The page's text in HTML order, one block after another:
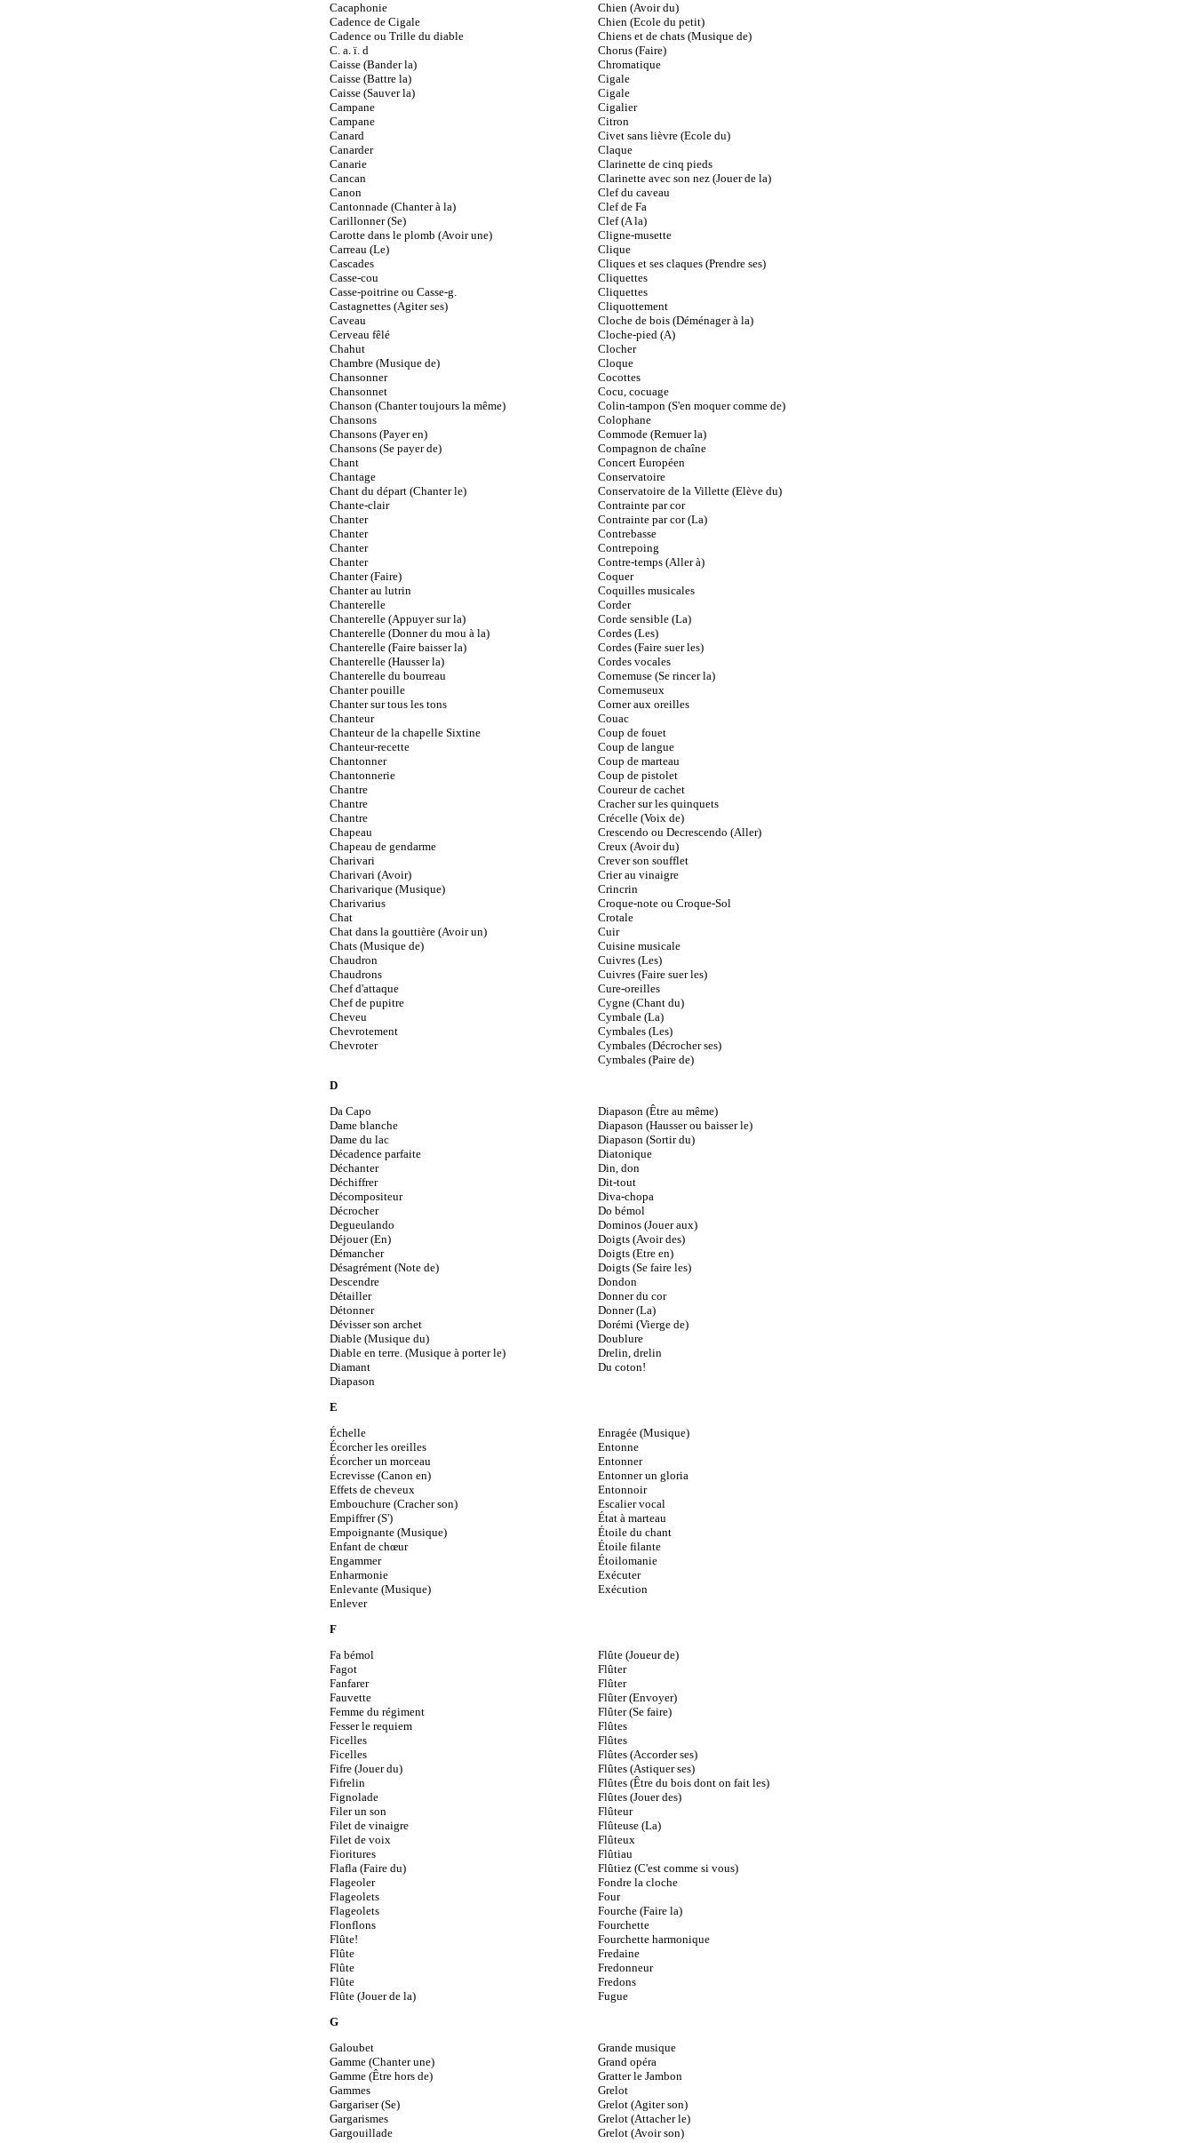
Cacaphonie
Cadence de Cigale
Cadence ou Trille du diable
C. a. ï. d
Caisse (Bander la)
Caisse (Battre la)
Caisse (Sauver la)
Campane
Campane
Canard
Canarder
Canarie
Cancan
Canon
Cantonnade (Chanter à la)
Carillonner (Se)
Carotte dans le plomb (Avoir une)
Carreau (Le)
Cascades
Casse-cou
Casse-poitrine ou Casse-g.
Castagnettes (Agiter ses)
Caveau
Cerveau fêlé
Chahut
Chambre (Musique de)
Chansonner
Chansonnet
Chanson (Chanter toujours la même)
Chansons
Chansons (Payer en)
Chansons (Se payer de)
Chant
Chantage
Chant du départ (Chanter le)
Chante-clair
Chanter
Chanter
Chanter
Chanter
Chanter (Faire)
Chanter au lutrin
Chanterelle
Chanterelle (Appuyer sur la)
Chanterelle (Donner du mou à la)
Chanterelle (Faire baisser la)
Chanterelle (Hausser la)
Chanterelle du bourreau
Chanter pouille
Chanter sur tous les tons
Chanteur
Chanteur de la chapelle Sixtine
Chanteur-recette
Chantonner
Chantonnerie
Chantre
Chantre
Chantre
Chapeau
Chapeau de gendarme
Charivari
Charivari (Avoir)
Charivarique (Musique)
Charivarius
Chat
Chat dans la gouttière (Avoir un)
Chats (Musique de)
Chaudron
Chaudrons
Chef d'attaque
Chef de pupitre
Cheveu
Chevrotement
Chevroter
Chien (Avoir du)
Chien (Ecole du petit)
Chiens et de chats (Musique de)
Chorus (Faire)
Chromatique
Cigale
Cigale
Cigalier
Citron
Civet sans lièvre (Ecole du)
Claque
Clarinette de cinq pieds
Clarinette avec son nez (Jouer de la)
Clef du caveau
Clef de Fa
Clef (A la)
Cligne-musette
Clique
Cliques et ses claques (Prendre ses)
Cliquettes
Cliquettes
Cliquottement
Cloche de bois (Déménager à la)
Cloche-pied (A)
Clocher
Cloque
Cocottes
Cocu, cocuage
Colin-tampon (S'en moquer comme de)
Colophane
Commode (Remuer la)
Compagnon de chaîne
Concert Européen
Conservatoire
Conservatoire de la Villette (Elève du)
Contrainte par cor
Contrainte par cor (La)
Contrebasse
Contrepoing
Contre-temps (Aller à)
Coquer
Coquilles musicales
Corder
Corde sensible (La)
Cordes (Les)
Cordes (Faire suer les)
Cordes vocales
Cornemuse (Se rincer la)
Cornemuseux
Corner aux oreilles
Couac
Coup de fouet
Coup de langue
Coup de marteau
Coup de pistolet
Coureur de cachet
Cracher sur les quinquets
Crécelle (Voix de)
Crescendo ou Decrescendo (Aller)
Creux (Avoir du)
Crever son soufflet
Crier au vinaigre
Crincrin
Croque-note ou Croque-Sol
Crotale
Cuir
Cuisine musicale
Cuivres (Les)
Cuivres (Faire suer les)
Cure-oreilles
Cygne (Chant du)
Cymbale (La)
Cymbales (Les)
Cymbales (Décrocher ses)
Cymbales (Paire de)
D
Da Capo
Dame blanche
Dame du lac
Décadence parfaite
Déchanter
Déchiffrer
Décompositeur
Décrocher
Degueulando
Déjouer (En)
Démancher
Désagrément (Note de)
Descendre
Détailler
Détonner
Dévisser son archet
Diable (Musique du)
Diable en terre. (Musique à porter le)
Diamant
Diapason
Diapason (Être au même)
Diapason (Hausser ou baisser le)
Diapason (Sortir du)
Diatonique
Din, don
Dit-tout
Diva-chopa
Do bémol
Dominos (Jouer aux)
Doigts (Avoir des)
Doigts (Etre en)
Doigts (Se faire les)
Dondon
Donner du cor
Donner (La)
Dorémi (Vierge de)
Doublure
Drelin, drelin
Du coton!
E
Échelle
Écorcher les oreilles
Écorcher un morceau
Ecrevisse (Canon en)
Effets de cheveux
Embouchure (Cracher son)
Empiffrer (S')
Empoignante (Musique)
Enfant de chœur
Engammer
Enharmonie
Enlevante (Musique)
Enlever
Enragée (Musique)
Entonne
Entonner
Entonner un gloria
Entonnoir
Escalier vocal
État à marteau
Étoile du chant
Étoile filante
Étoilomanie
Exécuter
Exécution
F
Fa bémol
Fagot
Fanfarer
Fauvette
Femme du régiment
Fesser le requiem
Ficelles
Ficelles
Fifre (Jouer du)
Fifrelin
Fignolade
Filer un son
Filet de vinaigre
Filet de voix
Fioritures
Flafla (Faire du)
Flageoler
Flageolets
Flageolets
Flonflons
Flûte!
Flûte
Flûte
Flûte
Flûte (Jouer de la)
Flûte (Joueur de)
Flûter
Flûter
Flûter (Envoyer)
Flûter (Se faire)
Flûtes
Flûtes
Flûtes (Accorder ses)
Flûtes (Astiquer ses)
Flûtes (Être du bois dont on fait les)
Flûtes (Jouer des)
Flûteur
Flûteuse (La)
Flûteux
Flûtiau
Flûtiez (C'est comme si vous)
Fondre la cloche
Four
Fourche (Faire la)
Fourchette
Fourchette harmonique
Fredaine
Fredonneur
Fredons
Fugue
G
Galoubet
Gamme (Chanter une)
Gamme (Être hors de)
Gammes
Gargariser (Se)
Gargarismes
Gargouillade
Grande musique
Grand opéra
Gratter le Jambon
Grelot
Grelot (Agiter son)
Grelot (Attacher le)
Grelot (Avoir son)